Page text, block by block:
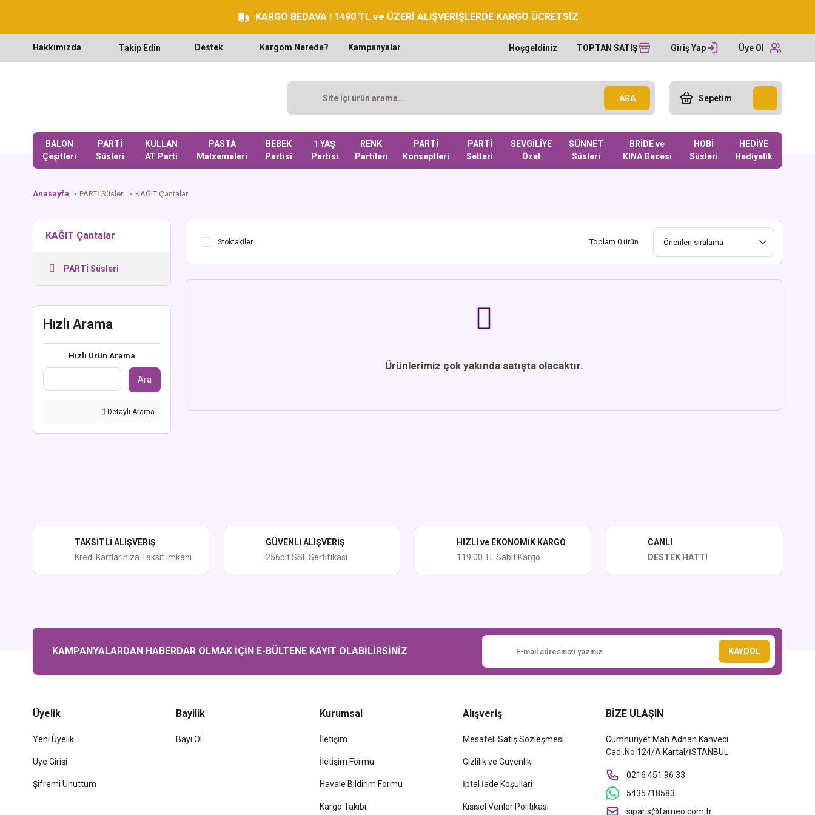
KARGO BEDAVA ! 1490 TL ve ÜZERİ ALIŞVERİŞLERDE KARGO ÜCRETSİZ
Hakkımızda Takip Edin Destek Kargom Nerede? Kampanyalar Hoşgeldiniz TOPTAN SATIŞ Giriş Yap Üye Ol
ARA Sepetim
BALON
Çeşitleri
PARTİ
Süsleri
KULLAN
AT Parti
PASTA
Malzemeleri
BEBEK
Partisi
1 YAŞ
Partisi
RENK
Partileri
PARTİ
Konseptleri
PARTİ
Setleri
SEVGİLİYE
Özel
SÜNNET
Süsleri
BRİDE ve
KINA Gecesi
HOBİ
Süsleri
HEDİYE
Hediyelik
Anasayfa PARTİ Süsleri KAĞIT Çantalar
KAĞIT Çantalar
PARTİ Süsleri
Hızlı Arama
Hızlı Ürün Arama
Ara
Detaylı Arama
Stoktakiler Toplam 0 ürün
Ürünlerimiz çok yakında satışta olacaktır.
TAKSİTLİ ALIŞVERİŞ
Kredi Kartlarınıza Taksit imkanı
GÜVENLİ ALIŞVERİŞ
256bit SSL Sertifikası
HIZLI ve EKONOMİK KARGO
119.00 TL Sabit Kargo
CANLI
DESTEK HATTI
KAMPANYALARDAN HABERDAR OLMAK İÇİN E-BÜLTENE KAYIT OLABİLİRSİNİZ KAYDOL
Üyelik
Yeni Üyelik
Üye Girişi
Şifremi Unuttum
Bayilik
Bayi OL
Kurumsal
İletişim
İletişim Formu
Havale Bildirim Formu
Kargo Takibi
Alışveriş
Mesafeli Satış Sözleşmesi
Gizlilik ve Güvenlik
İptal İade Koşullari
Kişisel Veriler Politikası
BİZE ULAŞIN
Cumhuriyet Mah.Adnan Kahveci
Cad..No:124/A Kartal/İSTANBUL
0216 451 96 33
5435718583
siparis@fameo.com.tr